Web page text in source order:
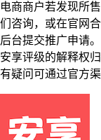
电商商户若发现所
们咨询，或在官网
后台提交推广申请
安享评级的解释权
有疑问可通过官方渠